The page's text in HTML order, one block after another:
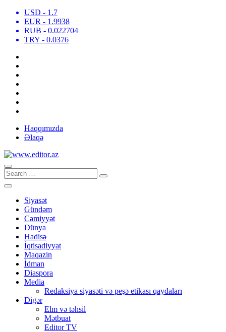
USD - 1.7
EUR - 1.9938
RUB - 0.022704
TRY - 0.0376
Haqqımızda
Əlaqə
Siyasət
Gündəm
Cəmiyyət
Dünya
Hadisə
İqtisadiyyat
Maqazin
İdman
Diaspora
Media
Redaksiya siyasəti və peşə etikası qaydaları
Digər
Elm və təhsil
Mətbuat
Editor TV